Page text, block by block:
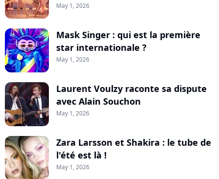
May 1, 2026
Mask Singer : qui est la première
star internationale ?
May 1, 2026
Laurent Voulzy raconte sa dispute
avec Alain Souchon
May 1, 2026
Zara Larsson et Shakira : le tube de
l'été est là !
May 1, 2026